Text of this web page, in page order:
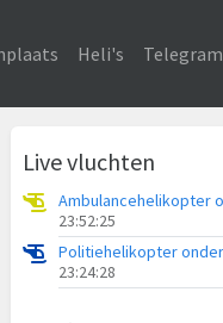
Heli's Telegram
Live vluchten
23:52:25
23:24:28